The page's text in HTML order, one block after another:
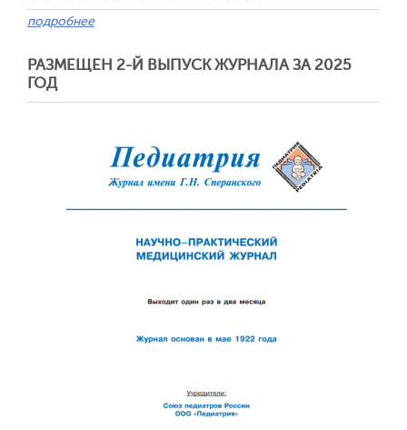
подробнее
РАЗМЕЩЕН 2-Й ВЫПУСК ЖУРНАЛА ЗА 2025
ГОД